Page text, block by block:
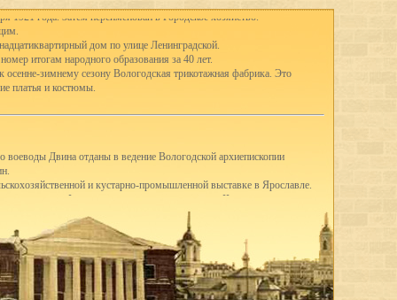
1921 года. Затем переименован в Городское хозяйство.
дом по улице Ленинградской.
итогам народного образования за 40 лет.
зимнему сезону Вологодская трикотажная фабрика. Это
платья и костюмы.
Двина отданы в ведение Вологодской архиепископии
и кустарно-промышленной выставке в Ярославле.
классы школ I ступени присоединены к школам II ступени, открылись
в Англию четыре вагона сливочного масла.
горняков Англии среди трудящихся города.
молочную корову.
насечку слесарных пил. До этого пилы для насечки